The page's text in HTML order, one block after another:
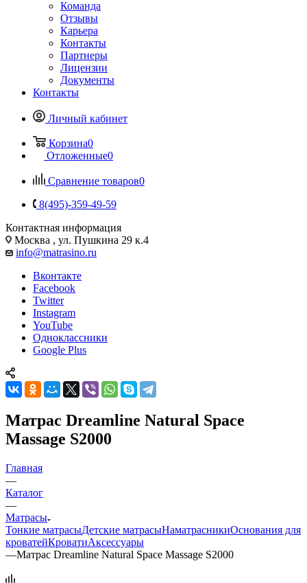
Команда
Отзывы
Карьера
Контакты
Партнеры
Лицензии
Документы
Контакты
Личный кабинет
Корзина0
Отложенные0
Сравнение товаров0
8(495)-359-49-59
Контактная информация
Москва , ул. Пушкина 29 к.4
info@matrasino.ru
Вконтакте
Facebook
Twitter
Instagram
YouTube
Одноклассники
Google Plus
Матрас Dreamline Natural Space
Massage S2000
Главная
—
Каталог
—
Матрасы
Тонкие матрасыДетские матрасыНаматрасникиОснования для
кроватейКроватиАксессуары
—Матрас Dreamline Natural Space Massage S2000